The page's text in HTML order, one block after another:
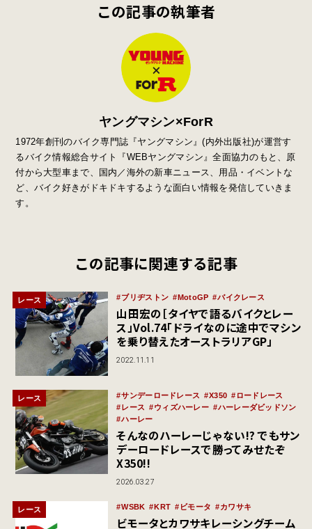
この記事の執筆者
ヤングマシン×ForR
1972年創刊のバイク専門誌『ヤングマシン』(内外出版社)が運営す
るバイク情報総合サイト『WEBヤングマシン』全面協力のもと、原
付から大型車まで、国内／海外の新車ニュース、用品・イベントな
ど、バイク好きがドキドキするような面白い情報を発信していきま
す。
この記事に関連する記事
レース ブリヂストン MotoGP バイクレース
山田宏の［タイヤで語るバイクとレー
ス」Vol.74「ドライなのに途中でマシン
を乗り替えたオーストラリアGP」
2022.11.11
レース サンデーロードレース X350
ロードレース
レース
ウィズハーレー
ハーレーダビッドソン
ハーレー
そんなのハーレーじゃない!? でもサン
デーロードレースで勝ってみせたぞ
X350!!
2026.03.27
レース WSBK KRT ビモータ カワサキ
ビモータとカワサキレーシングチーム